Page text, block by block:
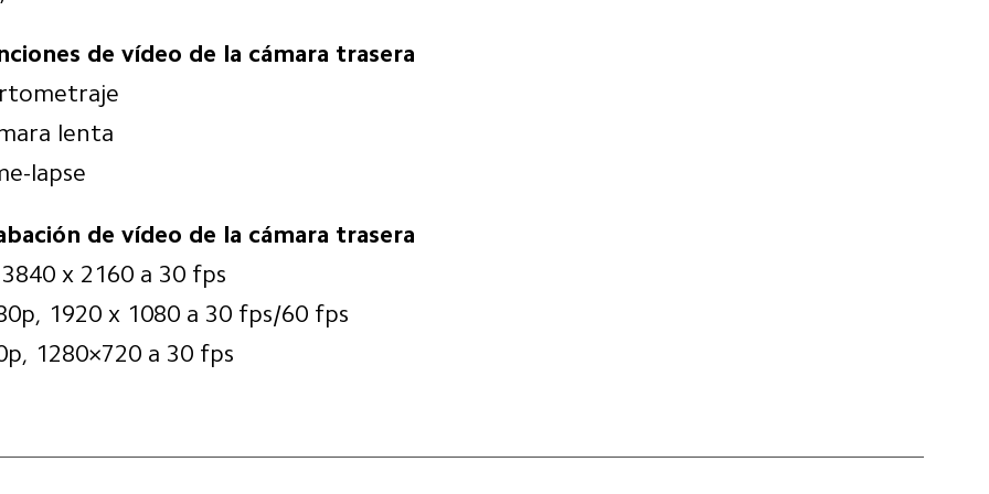
de vídeo de la cámara trasera
lenta
lapse
de vídeo de la cámara trasera
x 2160 a 30 fps
1920 x 1080 a 30 fps/60 fps
1280×720 a 30 fps